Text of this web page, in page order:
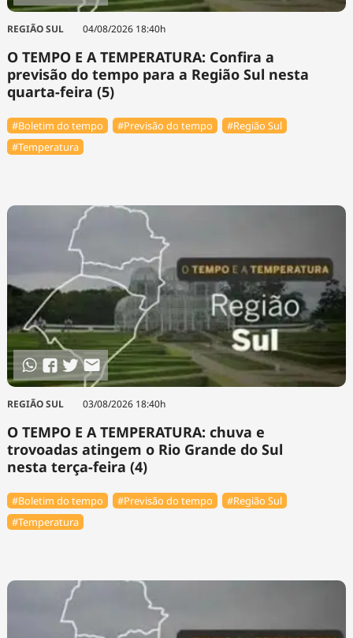
REGIÃO SUL 04/08/2026 18:40h
O TEMPO E A TEMPERATURA: Confira a
previsão do tempo para a Região Sul nesta
quarta-feira (5)
#Boletim do tempo #Previsão do tempo
#Região Sul
#Temperatura
REGIÃO SUL 03/08/2026 18:40h
O TEMPO E A TEMPERATURA: chuva e
trovoadas atingem o Rio Grande do Sul
nesta terça-feira (4)
#Boletim do tempo #Previsão do tempo
#Região Sul
#Temperatura